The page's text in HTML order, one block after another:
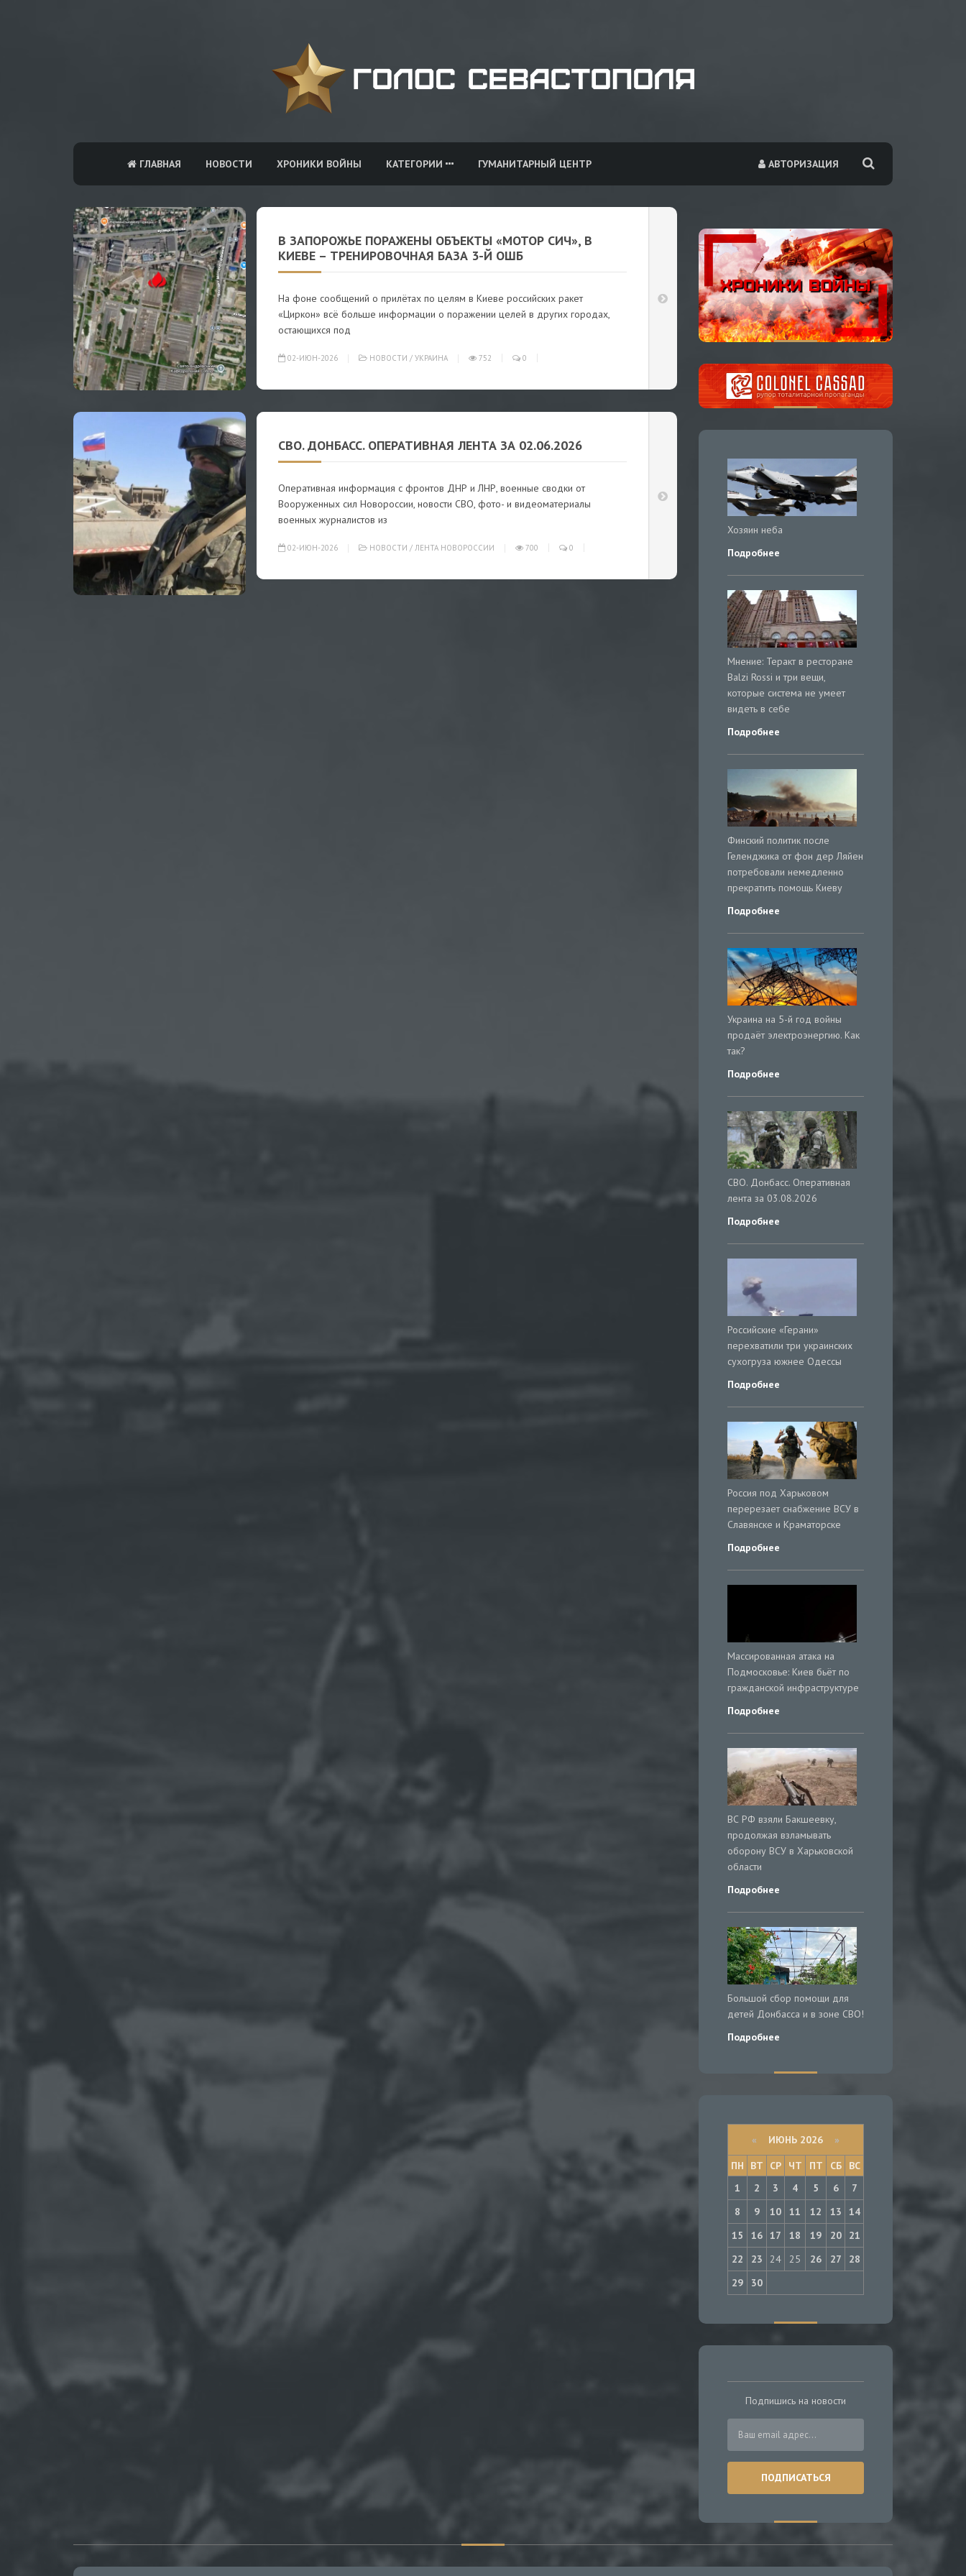
АВТОРИЗАЦИЯ
ГЛАВНАЯ НОВОСТИ ХРОНИКИ ВОЙНЫ КАТЕГОРИИ ГУМАНИТАРНЫЙ ЦЕНТР
В ЗАПОРОЖЬЕ ПОРАЖЕНЫ ОБЪЕКТЫ «МОТОР СИЧ», В
КИЕВЕ – ТРЕНИРОВОЧНАЯ БАЗА 3-Й ОШБ
На фоне сообщений о прилётах по целям в Киеве российских ракет
«Циркон» всё больше информации о поражении целей в других городах,
остающихся под
02-ИЮН-2026 НОВОСТИ / УКРАИНА 752 0
СВО. ДОНБАСС. ОПЕРАТИВНАЯ ЛЕНТА ЗА 02.06.2026
Оперативная информация с фронтов ДНР и ЛНР, военные сводки от
Вооруженных сил Новороссии, новости СВО, фото- и видеоматериалы
военных журналистов из
02-ИЮН-2026 НОВОСТИ / ЛЕНТА НОВОРОССИИ 700 0
Хозяин неба
Подробнее
Мнение: Теракт в ресторане
Balzi Rossi и три вещи,
которые система не умеет
видеть в себе
Подробнее
Финский политик после
Геленджика от фон дер Ляйен
потребовали немедленно
прекратить помощь Киеву
Подробнее
Украина на 5-й год войны
продаёт электроэнергию. Как
так?
Подробнее
СВО. Донбасс. Оперативная
лента за 03.08.2026
Подробнее
Российские «Герани»
перехватили три украинских
сухогруза южнее Одессы
Подробнее
Россия под Харьковом
перерезает снабжение ВСУ в
Славянске и Краматорске
Подробнее
Массированная атака на
Подмосковье: Киев бьёт по
гражданской инфраструктуре
Подробнее
ВС РФ взяли Бакшеевку,
продолжая взламывать
оборону ВСУ в Харьковской
области
Подробнее
Большой сбор помощи для
детей Донбасса и в зоне СВО!
Подробнее
« ИЮНЬ 2026 »
ПН
ВТ СР ЧТ ПТ СБ
ВС
1
2 3 4 5 6
7
8
9 10 11 12 13
14
15
16 17 18 19 20
21
22
23 24 25 26 27
28
29
30
Подпишись на новости